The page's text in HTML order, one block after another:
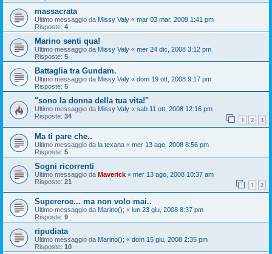
massacrata
Ultimo messaggio da Missy Valy « mar 03 mar, 2009 1:41 pm
Risposte: 4
Marino senti qua!
Ultimo messaggio da Missy Valy « mer 24 dic, 2008 3:12 pm
Risposte: 5
Battaglia tra Gundam.
Ultimo messaggio da Missy Valy « dom 19 ott, 2008 9:17 pm
Risposte: 5
"sono la donna della tua vita!"
Ultimo messaggio da Missy Valy « sab 11 ott, 2008 12:16 pm
Risposte: 34 1 2 3
Ma ti pare che..
Ultimo messaggio da la texana « mer 13 ago, 2008 8:56 pm
Risposte: 5
Sogni ricorrenti
Ultimo messaggio da Maverick « mer 13 ago, 2008 10:37 am
Risposte: 21 1 2
Supereroe... ma non volo mai..
Ultimo messaggio da Marino(); « lun 23 giu, 2008 8:37 pm
Risposte: 9
ripudiata
Ultimo messaggio da Marino(); « dom 15 giu, 2008 2:35 pm
Risposte: 10